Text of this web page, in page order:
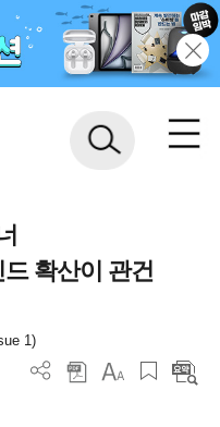
드 확산이 관건
1)